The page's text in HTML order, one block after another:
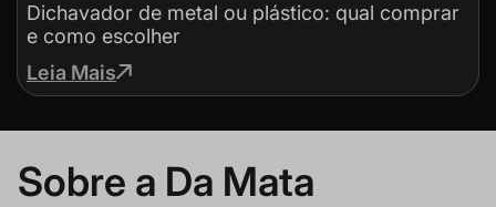
Dichavador de metal ou plástico: qual comprar
e como escolher
Leia Mais
Sobre a Da Mata